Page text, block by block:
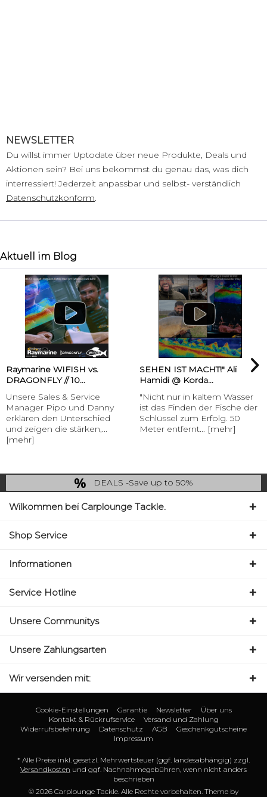
NEWSLETTER
Du willst immer Uptodate über neue Produkte, Deals und
Aktionen sein? Bei uns bekommst du genau das, was dich
interressiert! Jederzeit anpassbar und selbst- verständlich
Datenschutzkonform
Aktuell im Blog
Raymarine WIFISH vs.
DRAGONFLY // 10...
Unsere Sales & Service
Manager Pipo und Danny
erklären den Unterschied
und zeigen die stärken,...
[mehr]
SEHEN IST MACHT!" Ali
Hamidi @ Korda...
"Nicht nur in kaltem Wasser
ist das Finden der Fische der
Schlüssel zum Erfolg. 50
Meter entfernt...
[mehr]
DEALS -Save up to 50%
Wilkommen bei Carplounge Tackle.
Shop Service
Informationen
Service Hotline
Unsere Communitys
Unsere Zahlungsarten
Wir versenden mit:
Cookie-Einstellungen Garantie Newsletter
Über uns
Kontakt & Rückrufservice
Versand und Zahlung
Widerrufsbelehrung
Datenschutz AGB
Geschenkgutscheine
Impressum
* Alle Preise inkl. gesetzl. Mehrwertsteuer (ggf. landesabhängig) zzgl.
Versandkosten und ggf. Nachnahmegebühren, wenn nicht anders
beschrieben
© 2026 Carplounge Tackle. Alle Rechte vorbehalten. Theme by